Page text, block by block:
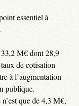
essentiel à
33,2 M€ dont 28,9
de cotisation
à l’augmentation
publique.
que de 4,3 M€,